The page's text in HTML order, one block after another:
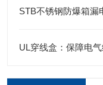
STB不锈钢防爆箱漏
UL穿线盒：保障电